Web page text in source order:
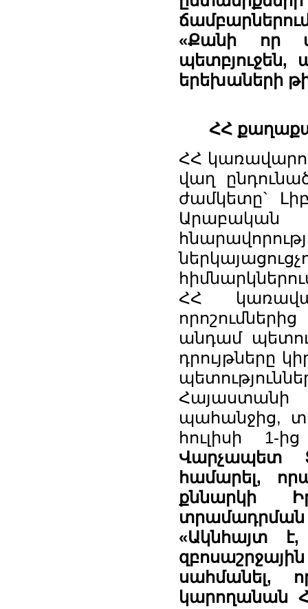
«Քանի որ
պետբյուջեն,
երեխաների
ՀՀ
ՀՀ
վաղ
ժամկետը`
Արաբական
ՀՀ
անդամ
դրույթները
Հայաստանի
պահանջից,
հուլիսի 1-
Վարչապետ
համարել,
քննարկի
տրամադրման
«Ակնհայտ
սահմանել,
կարողանան